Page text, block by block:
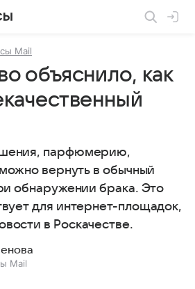
Mail
объяснило, как
парфюмерию,
вернуть в обычный
обнаружении брака. Это
для интернет-площадок,
в Роскачестве.
Mail